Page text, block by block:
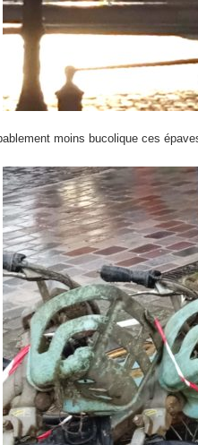
moins bucolique ces